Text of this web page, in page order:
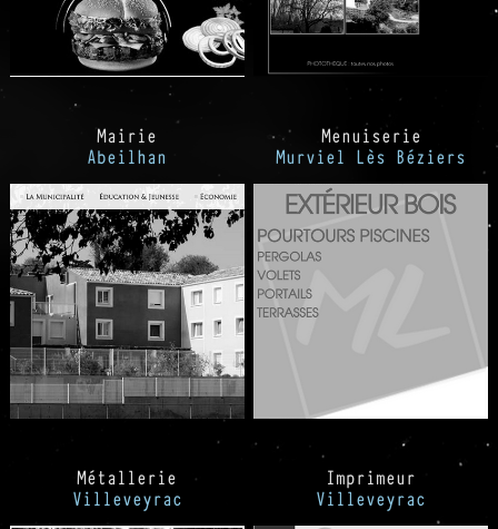
Mairie
Abeilhan
Menuiserie
Murviel Lès Béziers
Métallerie
Villeveyrac
Imprimeur
Villeveyrac